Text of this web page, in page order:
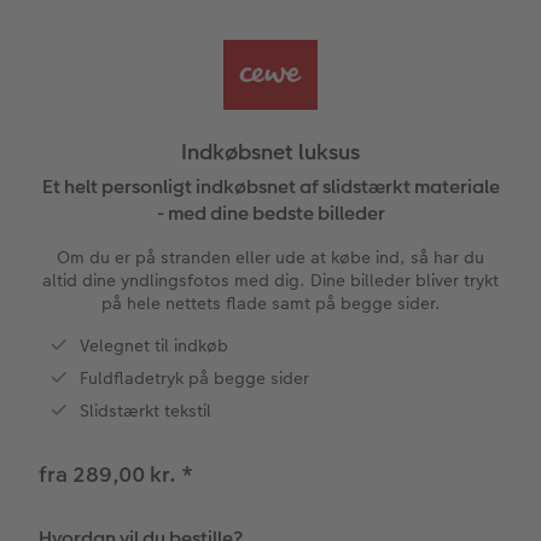
CEWE FOTOBOG Color pop
Mindelomme
Tilbehør
Forstørrelse på fotopapir
Fotoklistermærker
Tilbehør
Billede på aluminiumsplade
Billede på akrylglas
Billede på træ
Fotoplakat med kort
Fotoplakat med plakatliste
Fotocollage
hexxas
Flerdelt vægbillede
Fotomagneter
Art prints
Fyld-selv gaveæske
Mobilcovers
Kæledyr
CEWE Gavekort
Design selv
Foldekort
Postkort
Kort med fotoindstik
Bordkort
Menukort
Direkte forsendelse
Digitalt festkort
Valgmuligheder
Tilbehør
Indkøbsnet luksus
Et helt personligt indkøbsnet af slidstærkt materiale
- med dine bedste billeder
Om du er på stranden eller ude at købe ind, så har du
altid dine yndlingsfotos med dig. Dine billeder bliver trykt
på hele nettets flade samt på begge sider.
Velegnet til indkøb
Fuldfladetryk på begge sider
Slidstærkt tekstil
fra 289,00 kr. *